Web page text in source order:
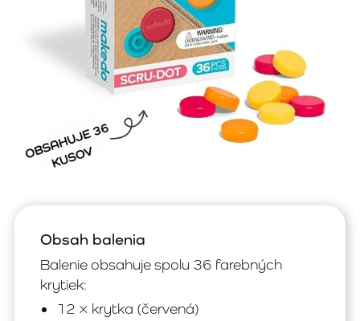
Obsah balenia
Balenie obsahuje spolu 36 farebných
krytiek:
12 × krytka (červená)